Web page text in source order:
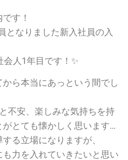
す！
となりました新入社員の入
人1年目です！✨
ら本当にあっという間でし
不安、楽しみな気持ちを持
とても懐かしく思います…
る立場になりますが、
力を入れていきたいと思い